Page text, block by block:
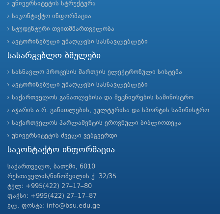
უნივერსიტეტის სტრუქტურა
საკონტაქტო ინფორმაცია
სტუდენტური თვითმმართველობა
ავტორიზებული უმაღლესი სასწავლებლები
სასარგებლო ბმულები
სასწავლო პროცესის მართვის ელექტრონული სისტემა
ავტორიზებული უმაღლესი სასწავლებლები
საქართველოს განათლებისა და მეცნიერების სამინისტრო
აჭარის ა.რ. განათლების, კულტურისა და სპორტის სამინისტრო
საქართველოს პარლამენტის ეროვნული ბიბლიოთეკა
უნივერსიტეტის ძველი ვებგვერდი
საკონტაქტო ინფორმაცია
საქართველო, ბათუმი, 6010
რუსთაველის/ნინოშვილის ქ. 32/35
ტელ: +995(422) 27–17–80
ფაქსი: +995(422) 27–17–87
ელ. ფოსტა: info@bsu.edu.ge